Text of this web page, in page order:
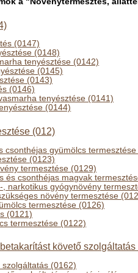
(0147)
(0148)
tenyésztése (0142)
(0145)
(0143)
(0146)
tenyésztése (0141)
(0144)
(012)
csonthéjas gyümölcs termesztése
(0123)
termesztése (0129)
és csonthéjas magvak
, narkotikus gyógynövény
növény termesztése
termesztése (0126)
(0121)
termesztése (0122)
követő szolgáltatás
(0162)